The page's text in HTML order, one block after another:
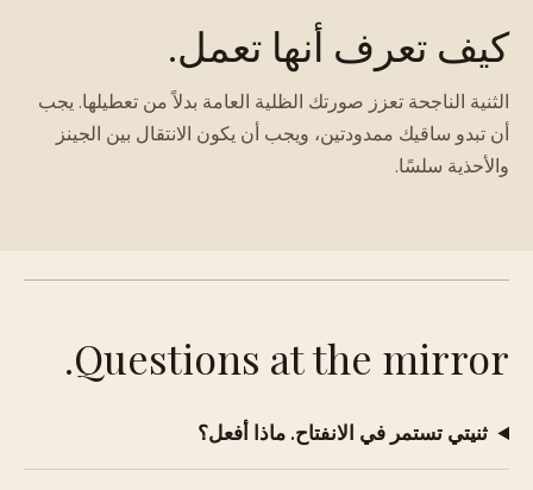
كيف تعرف أنها تعمل.
الثنية الناجحة تعزز صورتك الظلية العامة بدلاً من تعطيلها. يجب
أن تبدو ساقيك ممدودتين، ويجب أن يكون الانتقال بين الجينز
والأحذية سلسًا.
Questions at the mirror.
ثنيتي تستمر في الانفتاح. ماذا أفعل؟